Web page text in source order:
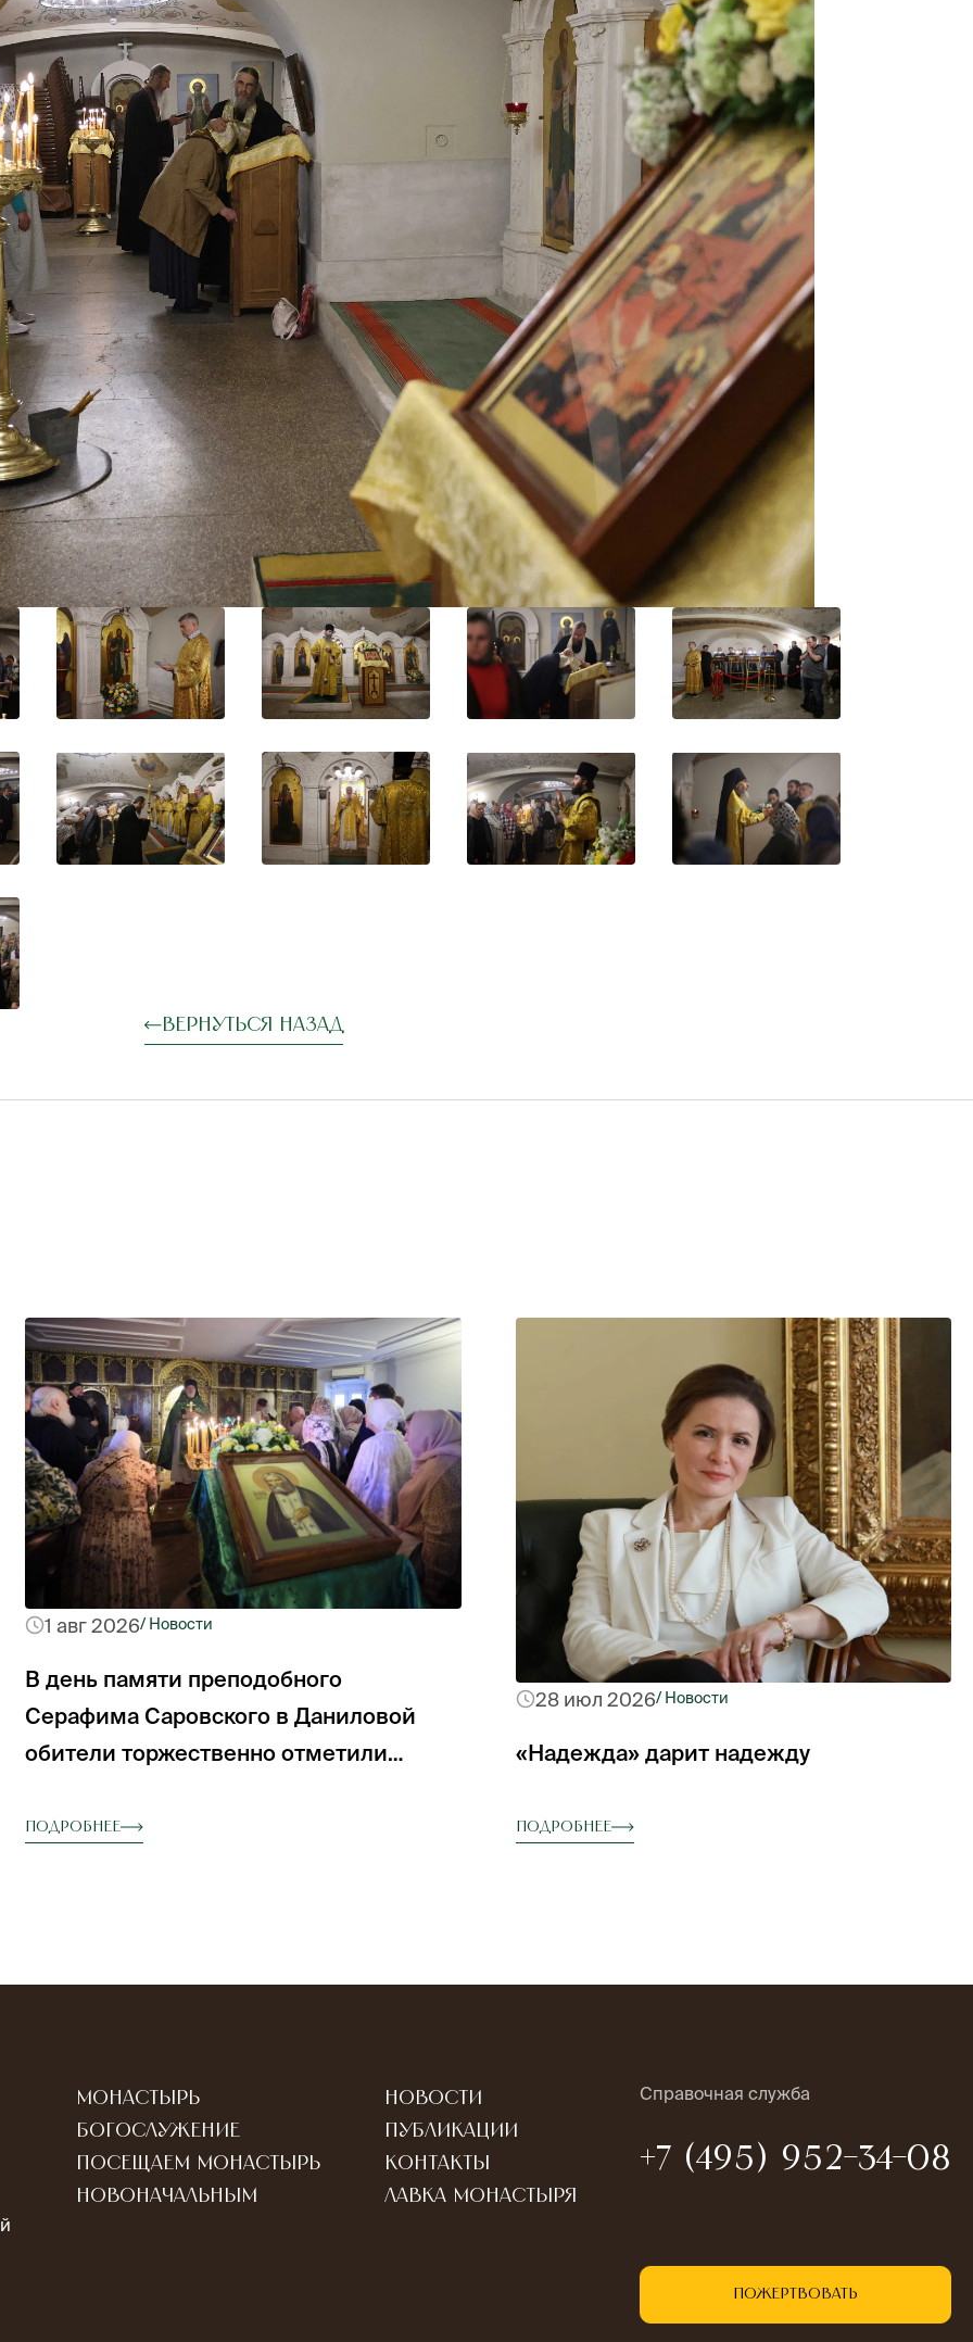
Вернуться назад
1 авг 2026/ Новости
В день памяти преподобного
Серафима Саровского в Даниловой
обители торжественно отметили
Подробнее
28 июл 2026/ Новости
«Надежда» дарит надежду
Подробнее
Монастырь
Богослужение
Посещаем монастырь
Новоначальным
Новости
Публикации
Контакты
Лавка монастыря
Справочная служба
+7 (495) 952-34-08
Пожертвовать